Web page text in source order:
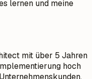
lernen und meine
mit über 5 Jahren
hoch